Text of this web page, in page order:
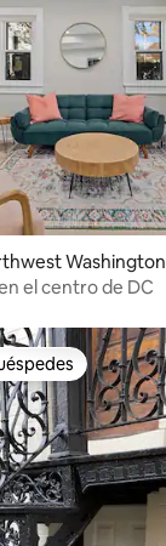
Washington
el centro de DC
preferido